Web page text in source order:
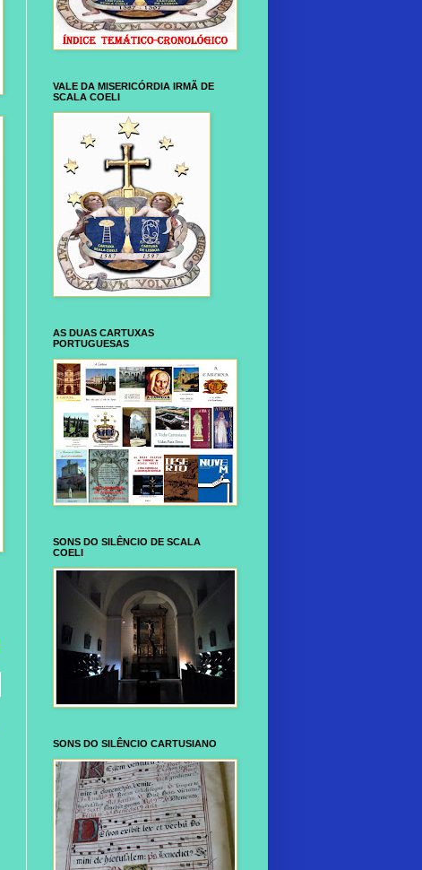
VALE DA MISERICÓRDIA IRMÃ DE
SCALA COELI
AS DUAS CARTUXAS
PORTUGUESAS
SONS DO SILÊNCIO DE SCALA
COELI
SONS DO SILÊNCIO CARTUSIANO